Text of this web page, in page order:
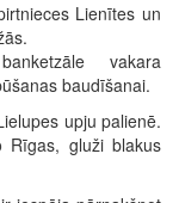
Lienītes un
vakara
baudīšanai.
upju palienē.
gluži blakus